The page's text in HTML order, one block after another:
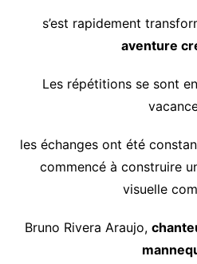
s’est rapidement
aventure
Les répétitions se sont
les échanges ont été
commencé à construire
visuelle
Bruno Rivera Araujo,